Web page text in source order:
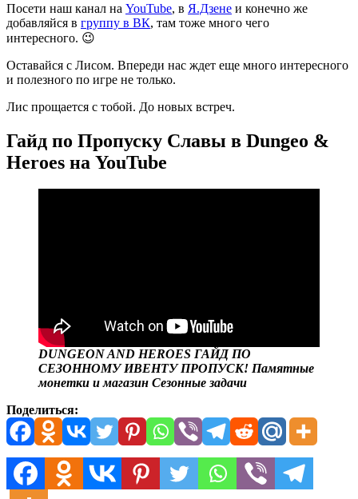
Посети наш канал на YouTube, в Я.Дзене и конечно же
добавляйся в группу в ВК, там тоже много чего
интересного. 😉
Оставайся с Лисом. Впереди нас ждет еще много интересного
и полезного по игре не только.
Лис прощается с тобой. До новых встреч.
Гайд по Пропуску Славы в Dungeo &
Heroes на YouTube
DUNGEON AND HEROES ГАЙД ПО
СЕЗОННОМУ ИВЕНТУ ПРОПУСК! Памятные
монетки и магазин Сезонные задачи
Поделиться: